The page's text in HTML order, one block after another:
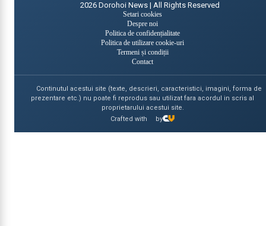
2026 Dorohoi News | All Rights Reserved
Setari cookies
Despre noi
Politica de confidențialitate
Politica de utilizare cookie-uri
Termeni și condiții
Contact
Continutul acestui site (texte, descrieri, caracteristici, imagini, forma de
prezentare etc.) nu poate fi reprodus sau utilizat fara acordul in scris al
proprietarului acestui site.
Crafted with
by